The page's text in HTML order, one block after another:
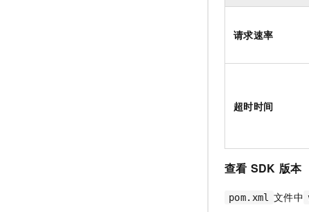
请求速率
超时时间
查看 SDK 版本
pom.xml 文件中